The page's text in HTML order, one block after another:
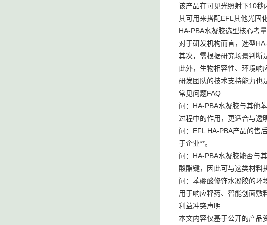
该产品在可见光照射下10秒
其可用来搭配EFL其他光固
HA-PBA水凝胶选型核心考
对于研发机构而言，选型
其次，需根据研究场景判断
此外，生物相容性、环境响
研发团队的技术支持能力也
常见问题FAQ
问：HA-PBA水凝胶与其他
过程中的作用，更适合与透
问：EFL HA-PBA产品的售
于企业**。
问：HA-PBA水凝胶能否与
酸酯键，因此可与这类材料
问：苯硼酸修饰水凝胶的环
用于响应释药、智能创面敷
利益冲突声明
本文内容仅基于公开的产品